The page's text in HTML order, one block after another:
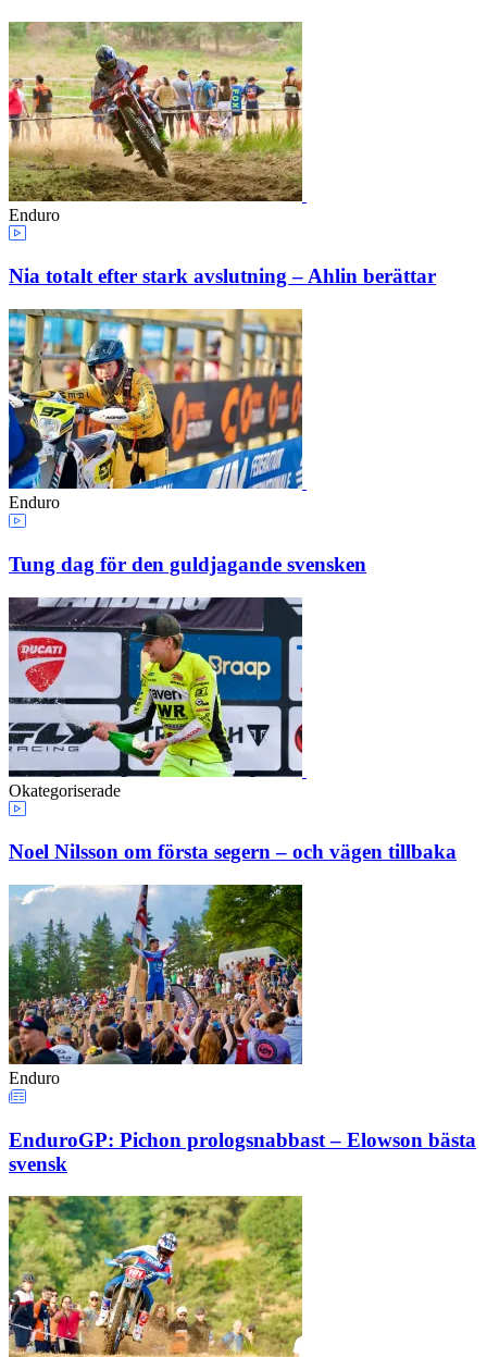
Enduro
Nia totalt efter stark avslutning – Ahlin berättar
Enduro
Tung dag för den guldjagande svensken
Okategoriserade
Noel Nilsson om första segern – och vägen tillbaka
Enduro
EnduroGP: Pichon prologsnabbast – Elowson bästa
svensk